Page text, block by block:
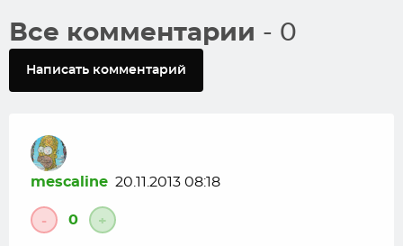
Все комментарии - 0
Написать комментарий
mescaline 20.11.2013 08:18
- 0 +